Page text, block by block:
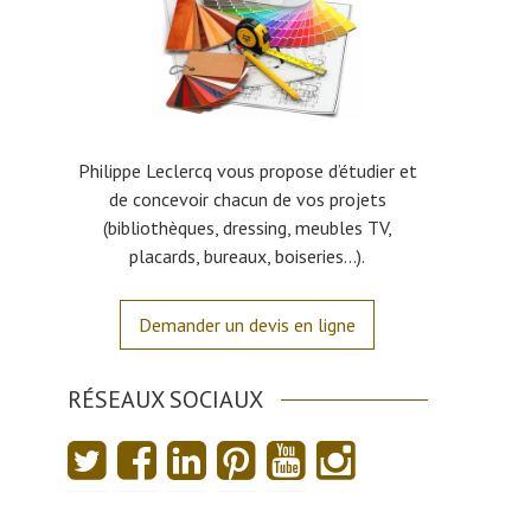
Philippe Leclercq vous propose d’étudier et
de concevoir chacun de vos projets
(bibliothèques, dressing, meubles TV,
placards, bureaux, boiseries…).
Demander un devis en ligne
RÉSEAUX SOCIAUX